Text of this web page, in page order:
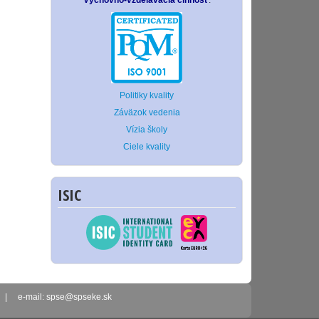
Politiky kvality
Záväzok vedenia
Vízia školy
Ciele kvality
ISIC
| e-mail: spse@spseke.sk